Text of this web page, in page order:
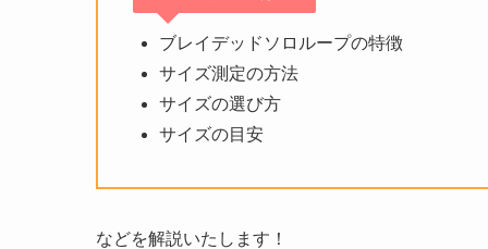
ブレイデッドソロループの特徴
サイズ測定の方法
サイズの選び方
サイズの目安
などを解説いたします！